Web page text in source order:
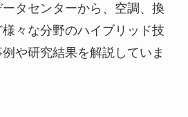
タセンターから、空調、換
々な分野のハイブリッド技
や研究結果を解説していま